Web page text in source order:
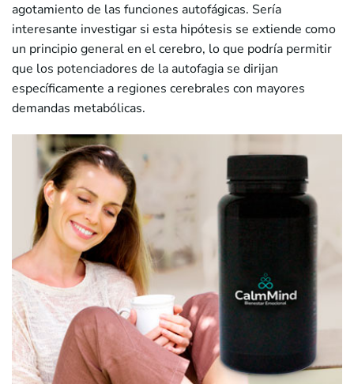
agotamiento de las funciones autofágicas. Sería
interesante investigar si esta hipótesis se extiende como
un principio general en el cerebro, lo que podría permitir
que los potenciadores de la autofagia se dirijan
específicamente a regiones cerebrales con mayores
demandas metabólicas.